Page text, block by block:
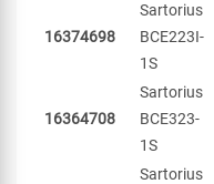
16374698
Sartorius
BCE223I-
1S
16364708
Sartorius
BCE323-
1S
Sartorius